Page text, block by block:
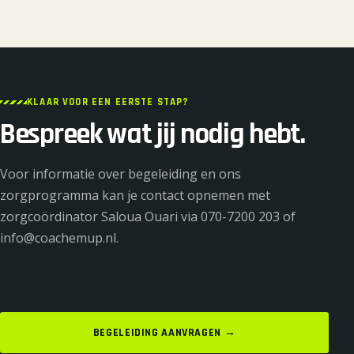
KLAAR VOOR EEN EERSTE STAP?
Bespreek wat jij nodig hebt.
Voor informatie over begeleiding en ons
zorgprogramma kan je contact opnemen met
zorgcoördinator Saloua Ouari via 070-7200 203 of
info@coachemup.nl.
BEGELEIDING AANVRAGEN →